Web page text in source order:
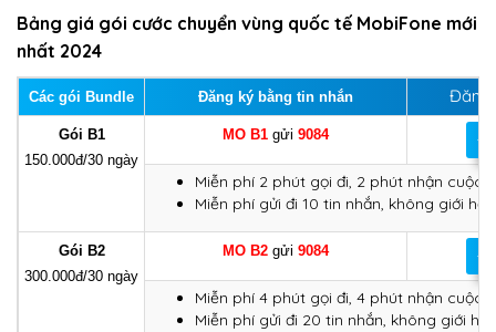
Bảng giá gói cước chuyển vùng quốc tế MobiFone mới
nhất 2024
Các gói Bundle Đăng ký bằng tin nhắn Đăng
Gói B1
150.000đ/30 ngày
MO B1 gửi 9084
Miễn phí 2 phút gọi đi, 2 phút nhận cuộc
Miễn phí gửi đi 10 tin nhắn, không giới
Gói B2
300.000đ/30 ngày
MO B2 gửi 9084
Miễn phí 4 phút gọi đi, 4 phút nhận cuộc
Miễn phí gửi đi 20 tin nhắn, không giới